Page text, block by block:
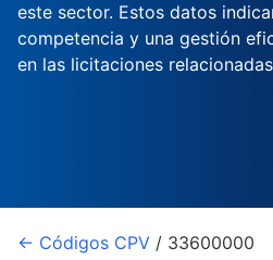
este sector. Estos datos
competencia y una gestión
en las licitaciones
← Códigos CPV / 33600000